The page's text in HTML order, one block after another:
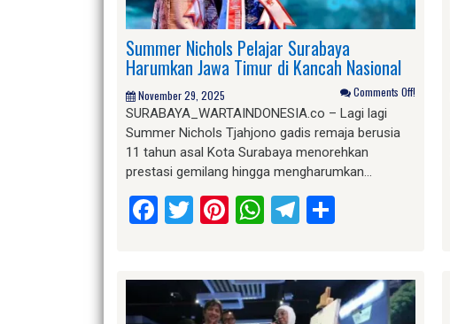
Summer Nichols Pelajar Surabaya
Harumkan Jawa Timur di Kancah Nasional
November 29, 2025 Comments Off!
SURABAYA_WARTAINDONESIA.co – Lagi lagi
Summer Nichols Tjahjono gadis remaja berusia
11 tahun asal Kota Surabaya menorehkan
prestasi gemilang hingga mengharumkan…
Facebook
Twitter
Pinterest
WhatsApp
Telegram